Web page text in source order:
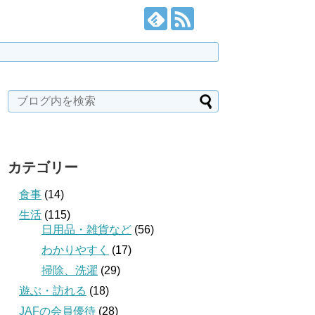
カテゴリー
食事 (14)
生活 (115)
日用品・雑貨など (56)
わかりやすく
(17)
掃除、洗濯 (29)
遊ぶ・訪れる (18)
JAFの会員優待 (28)